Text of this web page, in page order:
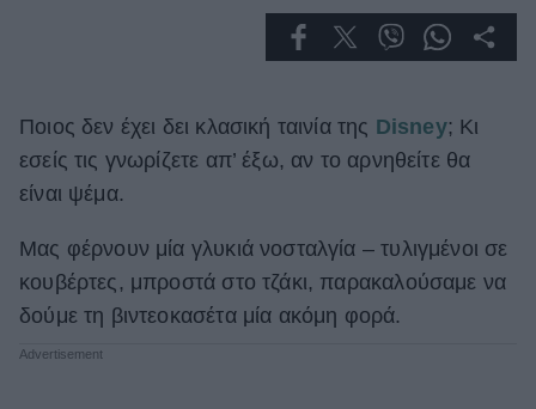
Living
Deco
Green
Αφιερώματα
Ποιος δεν έχει δει κλασική ταινία της Disney; Κι
εσείς τις γνωρίζετε απ’ έξω, αν το αρνηθείτε θα
είναι ψέμα.
Μας φέρνουν μία γλυκιά νοσταλγία – τυλιγμένοι σε
κουβέρτες, μπροστά στο τζάκι, παρακαλούσαμε να
δούμε τη βιντεοκασέτα μία ακόμη φορά.